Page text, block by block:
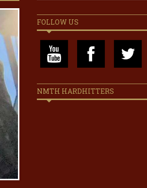
FOLLOW US
NMTH HARDHITTERS